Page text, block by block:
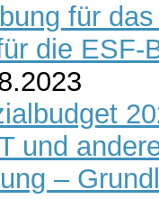
für
die ESF-
und
–